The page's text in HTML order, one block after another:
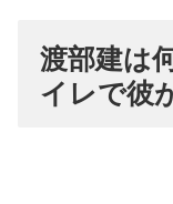
渡部建は
イレで彼